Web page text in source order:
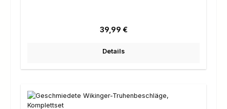
Regulärer Preis:
39,99 €
Details